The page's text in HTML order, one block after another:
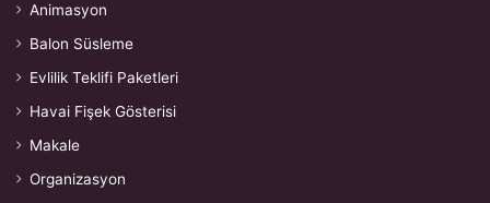
Animasyon
Balon Süsleme
Evlilik Teklifi Paketleri
Havai Fişek Gösterisi
Makale
Organizasyon